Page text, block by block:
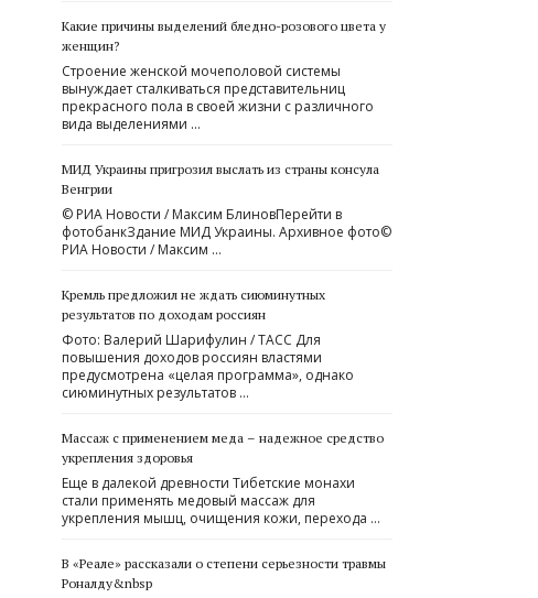
Какие причины выделений бледно-розового цвета у
женщин?
Строение женской мочеполовой системы
вынуждает сталкиваться представительниц
прекрасного пола в своей жизни с различного
вида выделениями …
МИД Украины пригрозил выслать из страны консула
Венгрии
© РИА Новости / Максим БлиновПерейти в
фотобанкЗдание МИД Украины. Архивное фото©
РИА Новости / Максим …
Кремль предложил не ждать сиюминутных
результатов по доходам россиян
Фото: Валерий Шарифулин / ТАСС Для
повышения доходов россиян властями
предусмотрена «целая программа», однако
сиюминутных результатов …
Массаж с применением меда – надежное средство
укрепления здоровья
Еще в далекой древности Тибетские монахи
стали применять медовый массаж для
укрепления мышц, очищения кожи, перехода …
В «Реале» рассказали о степени серьезности травмы
Роналду&nbsp